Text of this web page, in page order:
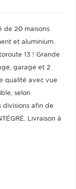
de 20 maisons
et aluminium.
13 ! Grande
garage et 2
qualité avec vue
selon
divisions afin de
Livraison à